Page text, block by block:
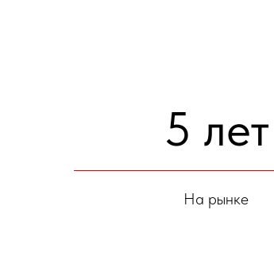
5 лет
На рынке